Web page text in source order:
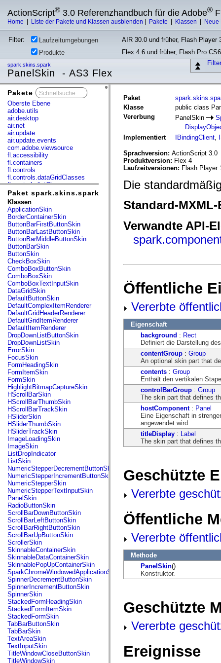
ActionScript® 3.0 Referenzhandbuch für die Adobe®
Home Liste der Pakete und Klassen ausblenden Pakete Klassen
Filter: Laufzeitumgebungen
AIR 30.0 und früher, Flash Player
Produkte
Flex 4.6 und früher, Flash Pro
spark.skins.spark
PanelSkin - AS3 Flex
Pakete
Oberste Ebene
adobe.utils
air.desktop
air.net
air.update
air.update.events
com.adobe.viewsource
fl.accessibility
fl.containers
fl.controls
fl.controls.dataGridClasses
fl.controls.listClasses
fl.controls.progressBarClasses
fl.core
fl.data
fl.display
fl.events
fl.ik
fl.lang
fl.livepreview
fl.managers
fl.motion
fl.motion.easing
fl.rsl
fl.text
fl.transitions
fl.transitions.easing
fl.video
flash.accessibility
flash.concurrent
flash.crypto
flash.data
flash.desktop
flash.display
flash.display3D
flash.display3D.textures
flash.errors
flash.events
flash.external
flash.filesystem
flash.filters
flash.geom
flash.globalization
flash.html
flash.media
flash.net
flash.net.dns
flash.net.drm
flash.notifications
flash.permissions
flash.printing
flash.profiler
flash.sampler
flash.security
flash.sensors
flash.system
flash.text
flash.text.engine
flash.text.ime
flash.ui
flash.utils
flash.xml
flashx.textLayout
flashx.textLayout.compose
flashx.textLayout.container
flashx.textLayout.conversion
flashx.textLayout.edit
flashx.textLayout.elements
flashx.textLayout.events
flashx.textLayout.factory
flashx.textLayout.formats
flashx.textLayout.operations
flashx.textLayout.utils
flashx.undo
mx.accessibility
mx.automation
Paket spark.skins.spark
Klassen
ApplicationSkin
BorderContainerSkin
ButtonBarFirstButtonSkin
ButtonBarLastButtonSkin
ButtonBarMiddleButtonSkin
ButtonBarSkin
ButtonSkin
CheckBoxSkin
ComboBoxButtonSkin
ComboBoxSkin
ComboBoxTextInputSkin
DataGridSkin
DefaultButtonSkin
DefaultComplexItemRenderer
DefaultGridHeaderRenderer
DefaultGridItemRenderer
DefaultItemRenderer
DropDownListButtonSkin
DropDownListSkin
ErrorSkin
FocusSkin
FormHeadingSkin
FormItemSkin
FormSkin
HighlightBitmapCaptureSkin
HScrollBarSkin
HScrollBarThumbSkin
HScrollBarTrackSkin
HSliderSkin
HSliderThumbSkin
HSliderTrackSkin
ImageLoadingSkin
ImageSkin
ListDropIndicator
ListSkin
NumericStepperDecrementButtonSkin
NumericStepperIncrementButtonSkin
NumericStepperSkin
NumericStepperTextInputSkin
PanelSkin
RadioButtonSkin
ScrollBarDownButtonSkin
ScrollBarLeftButtonSkin
ScrollBarRightButtonSkin
ScrollBarUpButtonSkin
ScrollerSkin
SkinnableContainerSkin
SkinnableDataContainerSkin
SkinnablePopUpContainerSkin
SparkChromeWindowedApplicationSkin
SpinnerDecrementButtonSkin
SpinnerIncrementButtonSkin
SpinnerSkin
StackedFormHeadingSkin
StackedFormItemSkin
StackedFormSkin
TabBarButtonSkin
TabBarSkin
TextAreaSkin
TextInputSkin
TitleWindowCloseButtonSkin
TitleWindowSkin
Paket
Klasse
public class
Vererbung
PanelSkin
Implementiert
IBindingClient,
Sprachversion: ActionScript 3.0
Produktversion: Flex 4
Laufzeitversionen: Flash Player
Die
Standard-
Verwandte API-
Öffentliche
Vererbte
Eigenschaft
background : Rect
Definiert die Darstellung
contentGroup : Group
An optional skin part that
contents : Group
Enthält den vertikalen
controlBarGroup : Group
The skin part that defines
hostComponent: Panel
Eine Eigenschaft in
angewendet wird.
titleDisplay : Label
The skin part that defines
Geschützte
Vererbte
Öffentliche
Vererbte
Methode
PanelSkin()
Konstruktor.
Geschützte
Vererbte
Ereignisse